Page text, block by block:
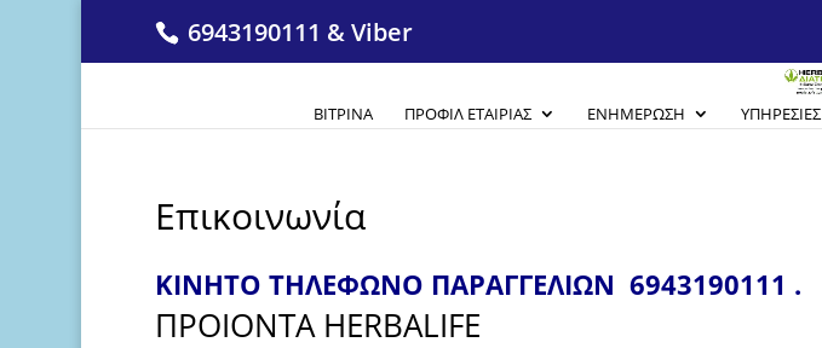
6943190111 & Viber
ΒΙΤΡΊΝΑ ΠΡΟΦΊΛ ΕΤΑΙΡΊΑΣ ΕΝΗΜΈΡΩΣΗ ΥΠΗΡΕΣΊΕΣ
Επικοινωνία
ΚΙΝΗΤΟ ΤΗΛΕΦΩΝΟ ΠΑΡΑΓΓΕΛΙΩΝ 6943190111 .
ΠΡΟΙΟΝΤΑ HERBALIFE